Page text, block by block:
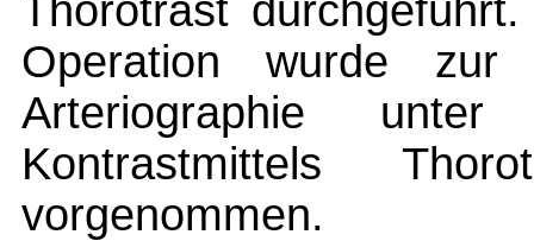
Thorotrast
Operation wurde zur
Arteriographie unter
Kontrastmittels
vorgenommen.